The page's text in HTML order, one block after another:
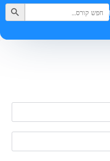
Search
for:
Search Button